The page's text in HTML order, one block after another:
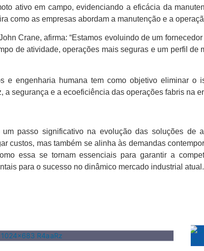
ativo em campo, evidenciando a eficácia da
como as empresas abordam a manutenção e a
Crane, afirma: “Estamos evoluindo de um
de atividade, operações mais seguras e um perfil
e engenharia humana tem como objetivo eliminar o
a segurança e a ecoeficiência das operações fabris na
passo significativo na evolução das soluções de
custos, mas também se alinha às demandas
essa se tornam essenciais para garantir a
para o sucesso no dinâmico mercado industrial atual.